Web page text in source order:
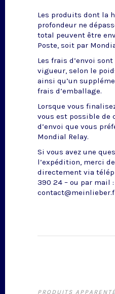
Les produits dont la
profondeur ne
total peuvent être
Poste, soit par
Les frais d’envoi
vigueur, selon le
ainsi qu’un
frais d’emballage.
Lorsque vous
vous est possible de
d’envoi que vous
Mondial Relay.
Si vous avez une
l’expédition, merci
directement via
390 24 – ou par mail :
PRODUITS